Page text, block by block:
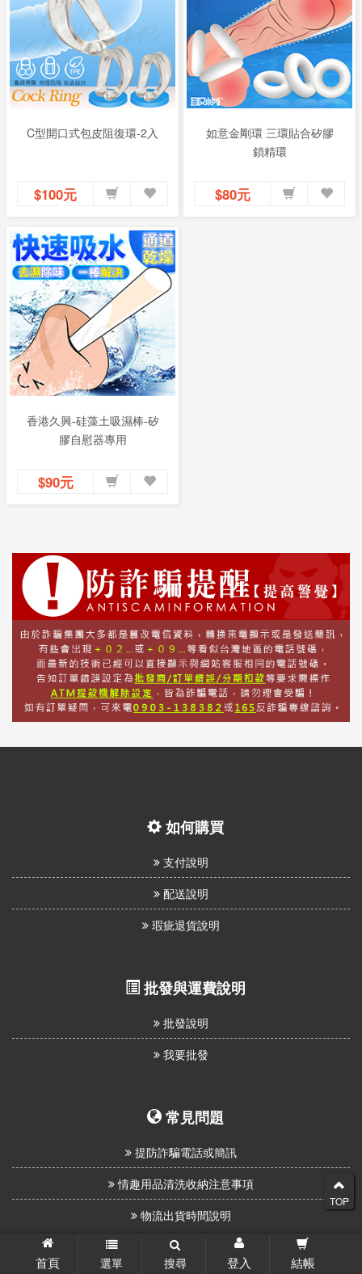
首頁 選單 搜尋 登入 結帳
C型開口式包皮阻復環-2入
$100元
如意金剛環 三環貼合矽膠
鎖精環
$80元
香港久興-硅藻土吸濕棒-矽
膠自慰器專用
$90元
如何購買
支付說明
配送說明
瑕疵退貨說明
批發與運費說明
批發說明
我要批發
常見問題
提防詐騙電話或簡訊
情趣用品清洗收納注意事項
物流出貨時間說明
本站提供數千種情趣用品批發、零售，為回饋一般消費者，購
TOP